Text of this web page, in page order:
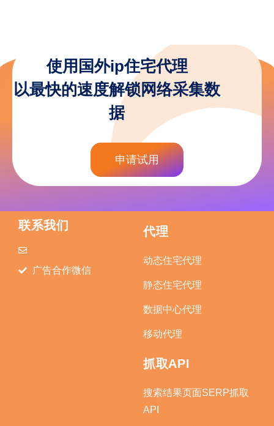
使用国外ip住宅代理
以最快的速度解锁网络采集数
据
申请试用
联系我们
广告合作微信
代理
动态住宅代理
静态住宅代理
数据中心代理
移动代理
抓取API
搜索结果页面SERP抓取
API